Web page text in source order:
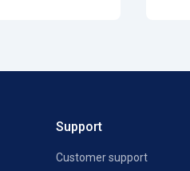
Support
Customer support